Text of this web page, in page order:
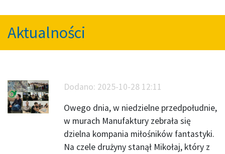
Aktualności
Dodano: 2025-10-28 12:11
Owego dnia, w niedzielne przedpołudnie,
w murach Manufaktury zebrała się
dzielna kompania miłośników fantastyki.
Na czele drużyny stanął Mikołaj, który z